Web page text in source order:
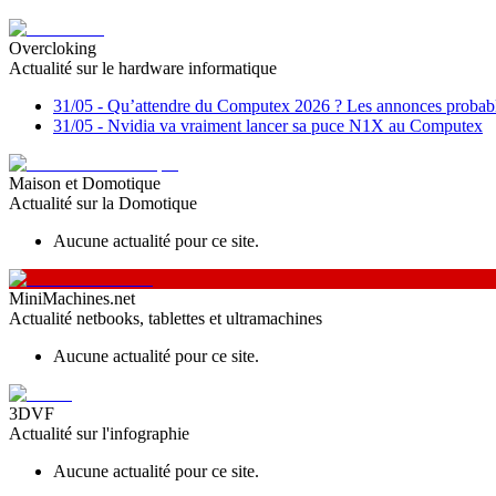
Overcloking
Actualité sur le hardware informatique
31/05 - Qu’attendre du Computex 2026 ? Les annonces
31/05 - Nvidia va vraiment lancer sa puce N1X au Computex
Maison et Domotique
Actualité sur la Domotique
Aucune actualité pour ce site.
MiniMachines.net
Actualité netbooks, tablettes et ultramachines
Aucune actualité pour ce site.
3DVF
Actualité sur l'infographie
Aucune actualité pour ce site.